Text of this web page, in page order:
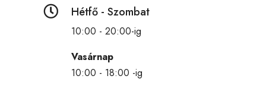
 Hétfő - Szombat
10:00 - 20:00-ig
Vasárnap
10:00 - 18:00 -ig